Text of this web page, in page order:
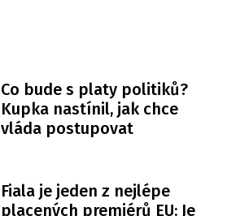
Co bude s platy politiků?
Kupka nastínil, jak chce
vláda postupovat
Fiala je jeden z nejlépe
placených premiérů EU: Je